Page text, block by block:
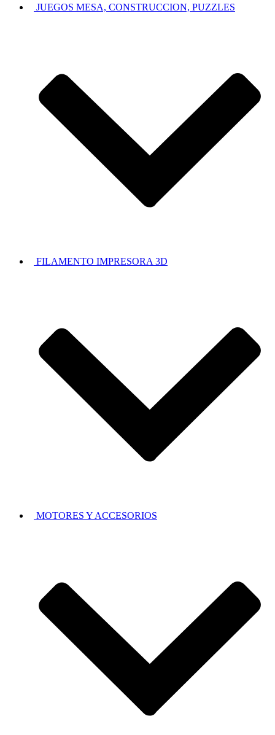
JUEGOS MESA, CONSTRUCCION, PUZZLES
FILAMENTO IMPRESORA 3D
MOTORES Y ACCESORIOS